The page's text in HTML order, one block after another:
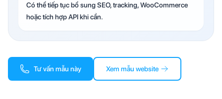
Có thể tiếp tục bổ sung SEO, tracking, WooCommerce
hoặc tích hợp API khi cần.
Tư vấn mẫu này Xem mẫu website